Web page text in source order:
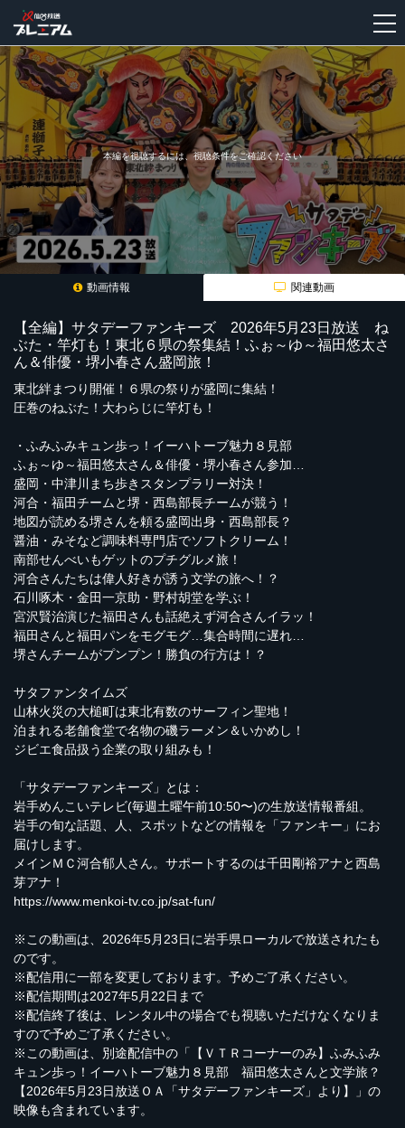
新
登
本編を視聴するには、視聴条件をご確認ください
動画情報 関連動画
【全編】サタデーファンキーズ 2026年5月23日放送 ね
ぶた・竿灯も！東北６県の祭集結！ふぉ～ゆ～福田悠太さ
ん＆俳優・堺小春さん盛岡旅！
東北絆まつり開催！６県の祭りが盛岡に集結！
圧巻のねぶた！大わらじに竿灯も！
・ふみふみキュン歩っ！イーハトーブ魅力８見部
ふぉ～ゆ～福田悠太さん＆俳優・堺小春さん参加…
盛岡・中津川まち歩きスタンプラリー対決！
河合・福田チームと堺・西島部長チームが競う！
地図が読める堺さんを頼る盛岡出身・西島部長？
醤油・みそなど調味料専門店でソフトクリーム！
南部せんべいもゲットのプチグルメ旅！
河合さんたちは偉人好きが誘う文学の旅へ！？
石川啄木・金田一京助・野村胡堂を学ぶ！
宮沢賢治演じた福田さんも話絶えず河合さんイラッ！
福田さんと福田パンをモグモグ…集合時間に遅れ…
堺さんチームがプンプン！勝負の行方は！？
サタファンタイムズ
山林火災の大槌町は東北有数のサーフィン聖地！
泊まれる老舗食堂で名物の磯ラーメン＆いかめし！
ジビエ食品扱う企業の取り組みも！
「サタデーファンキーズ」とは：
岩手めんこいテレビ(毎週土曜午前10:50〜)の生放送情報番組。
岩手の旬な話題、人、スポットなどの情報を「ファンキー」にお
届けします。
メインＭＣ河合郁人さん。サポートするのは千田剛裕アナと西島
芽アナ！
https://www.menkoi-tv.co.jp/sat-fun/
※この動画は、2026年5月23日に岩手県ローカルで放送されたも
のです。
※配信用に一部を変更しております。予めご了承ください。
※配信期間は2027年5月22日まで
※配信終了後は、レンタル中の場合でも視聴いただけなくなりま
すので予めご了承ください。
※この動画は、別途配信中の「【ＶＴＲコーナーのみ】ふみふみ
キュン歩っ！イーハトーブ魅力８見部 福田悠太さんと文学旅？
【2026年5月23日放送ＯＡ「サタデーファンキーズ」より】」の
映像も含まれています。